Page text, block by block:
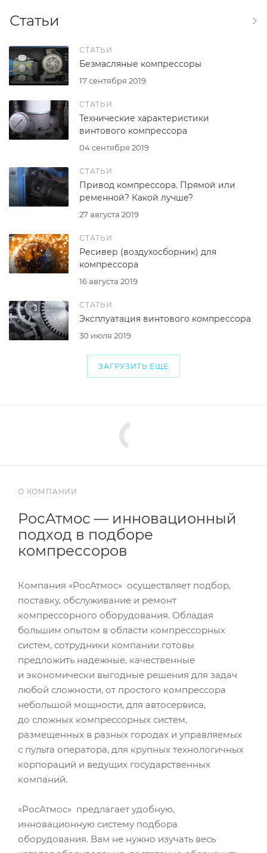
Статьи
СТАТЬИ
17 сентября 2019
Безмасляные компрессоры
СТАТЬИ
04 сентября 2019
Технические характеристики
винтового компрессора
СТАТЬИ
27 августа 2019
Привод компрессора. Прямой или
ременной? Какой лучше?
СТАТЬИ
16 августа 2019
Ресивер (воздухосборник) для
компрессора
СТАТЬИ
30 июля 2019
Эксплуатация винтового компрессора
ЗАГРУЗИТЬ ЕЩЕ
О КОМПАНИИ
РосАтмос — инновационный
подход в подборе
компрессоров
Компания «РосАтмос» осуществляет подбор,
поставку, обслуживание и ремонт
компрессорного оборудования. Обладая
большим опытом в области компрессорных
систем, сотрудники компании готовы
предложить надежные, качественные
и экономически выгодные решения для задач
любой сложности, от простого компрессора
небольшой мощности, для автосервиса,
до сложных компрессорных систем,
размещенных в разных городах и управляемых
с пульта оператора, для крупных технологичных
корпораций и ведущих государственных
компаний.
«РосАтмос» предлагает удобную,
инновационную систему подбора
оборудования. Вам не нужно изучать весь